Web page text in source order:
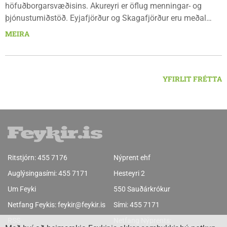
höfuðborgarsvæðisins. Akureyri er öflug menningar- og
þjónustumiðstöð. Eyjafjörður og Skagafjörður eru meðal
bestu landbúnaðarsvæða landsins. Dalvík, Siglufjörður og
svæðinu er verið að þróa orkuverkefni og nýsköpun.
MEIRA
YFIRLIT FRÉTTA
Ritstjórn:455 7176
Auglýsingasími:455 7171
Um Feyki
Netfang Feykis:feykir@feykir.is
Nýprent ehf
Hesteyri 2
550 Sauðárkrókur
Sími:455 7171